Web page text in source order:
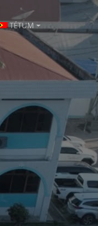
TÉTUM